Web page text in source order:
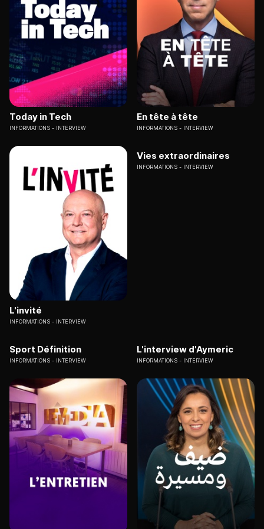
Today in Tech
INFORMATIONS INTERVIEW
En tête à tête
INFORMATIONS INTERVIEW
L'invité
INFORMATIONS INTERVIEW
Vies extraordinaires
INFORMATIONS INTERVIEW
Sport Définition
INFORMATIONS INTERVIEW
L'interview d'Aymeric
INFORMATIONS INTERVIEW